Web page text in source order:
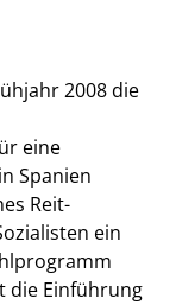
2008 die
eine
Spanien
Reit-
ein
die Einführung